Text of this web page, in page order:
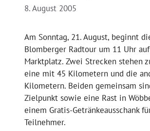
8. August 2005
Am Sonntag, 21. August, beginnt
Blomberger Radtour um 11 Uhr
Marktplatz. Zwei Strecken stehen
eine mit 45 Kilometern und die
Kilometern. Beiden gemeinsam
Zielpunkt sowie eine Rast in
einem Gratis-Getränkeausschank
Teilnehmer.